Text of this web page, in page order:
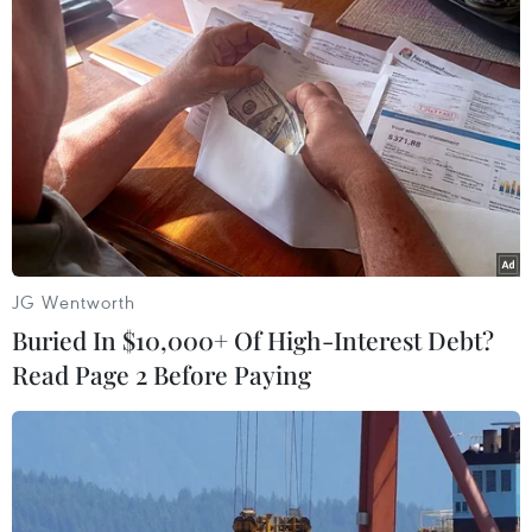
50 năm quan hệ Việt-Đức:
Khi ngoại giao nhân dân
bắt đầu từ tiếng mẹ đẻ
30/07/2026 23:00
Trăn trở người giữ lửa
tiếng Việt trên quê hương
thứ hai
30/07/2026 12:00
Nơi tiếng mẹ đẻ được hồi
sinh giữa lòng nước Đức
Kiều bào tại Đức hơn 10
năm dành nhà miễn phí
JG Wentworth
Buried In $10,000+ Of High-Interest Debt?
Read Page 2 Before Paying